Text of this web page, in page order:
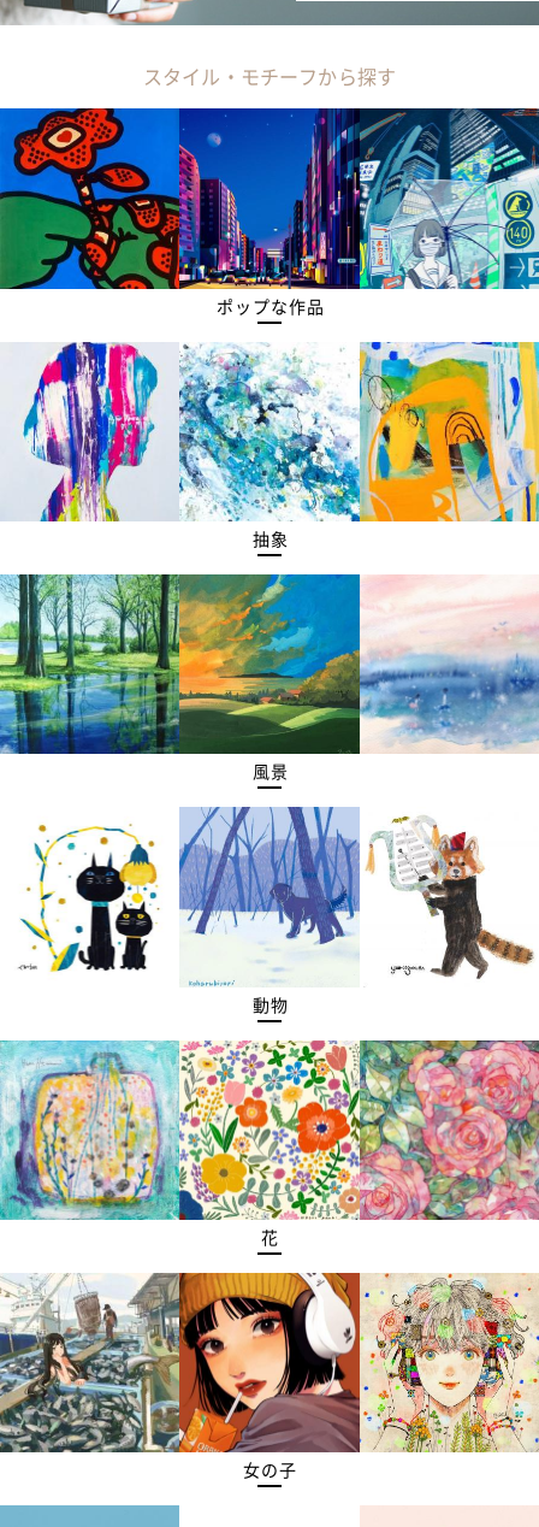
スタイル・モチーフから探す
ポップな作品
抽象
風景
動物
花
女の子